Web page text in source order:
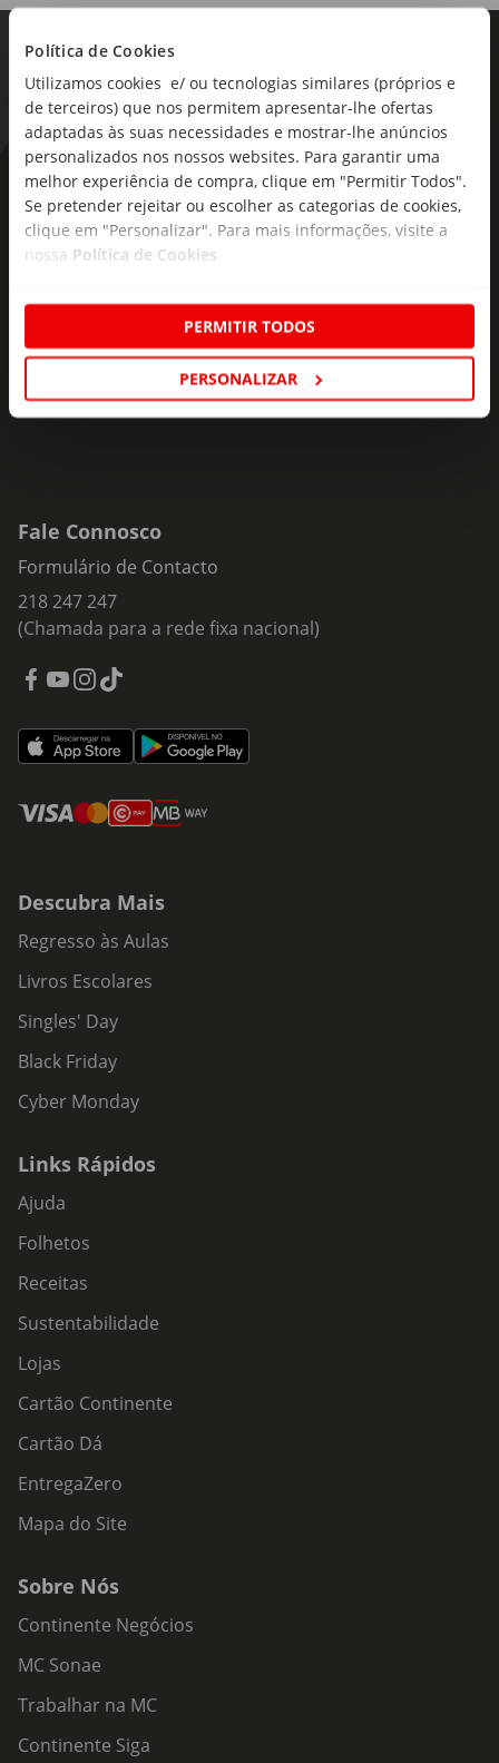
Política de Cookies
Utilizamos cookies e/ ou tecnologias similares (próprios e
de terceiros) que nos permitem apresentar-lhe ofertas
adaptadas às suas necessidades e mostrar-lhe anúncios
personalizados nos nossos websites. Para garantir uma
melhor experiência de compra, clique em "Permitir Todos".
Se pretender rejeitar ou escolher as categorias de cookies,
clique em "Personalizar". Para mais informações, visite a
nossa Política de Cookies.
PERMITIR TODOS
PERSONALIZAR
As novidades mais frescas no
seu e-mail!
Subscreva e descubra campanhas exclusivas,
mail
Subscrever
Fale Connosco
Formulário de Contacto
218 247 247
(Chamada para a rede fixa nacional)
Descubra Mais
Regresso às Aulas
Livros Escolares
Singles' Day
Black Friday
Cyber Monday
Links Rápidos
Ajuda
Folhetos
Receitas
Sustentabilidade
Lojas
Cartão Continente
Cartão Dá
EntregaZero
Mapa do Site
Sobre Nós
Continente Negócios
MC Sonae
Trabalhar na MC
Continente Siga